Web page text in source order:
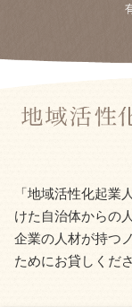
「地域活性化起業
けた自治体からの
企業の人材が持つ
ためにお貸しくださ